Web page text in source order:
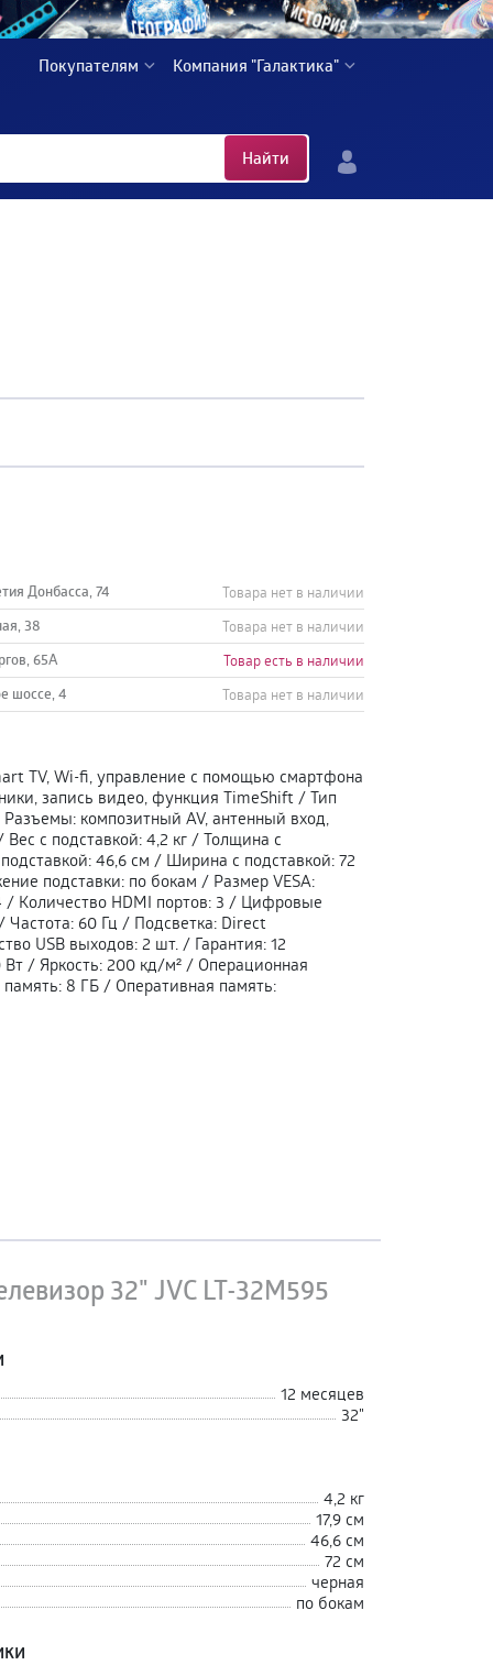
Покупателям Компания "Галактика"
Найти
Донбасса, 74 Товара нет в наличии
38 Товара нет в наличии
65А Товар есть в наличии
шоссе, 4 Товара нет в наличии
TV, Wi-fi, управление с помощью смартфона
запись видео, функция TimeShift / Тип
: композитный AV, антенный вход,
Вес с подставкой: 4,2 кг / Толщина с
: 46,6 см / Ширина с подставкой: 72
подставки: по бокам / Размер VESA:
/ Количество HDMI портов: 3 / Цифровые
/ Частота: 60 Гц / Подсветка: Direct
USB выходов: 2 шт. / Гарантия: 12
Вт / Яркость: 200 кд/м² / Операционная
память: 8 ГБ / Оперативная память:
32" JVC LT-32M595
12 месяцев
32"
4,2 кг
17,9 см
46,6 см
72 см
черная
по бокам